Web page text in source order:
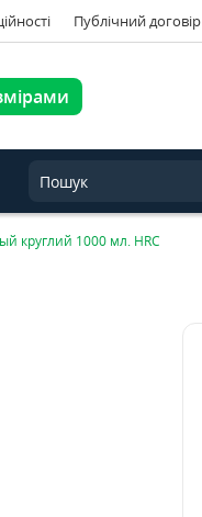
Публічний договір
круглий 1000 мл. HRC